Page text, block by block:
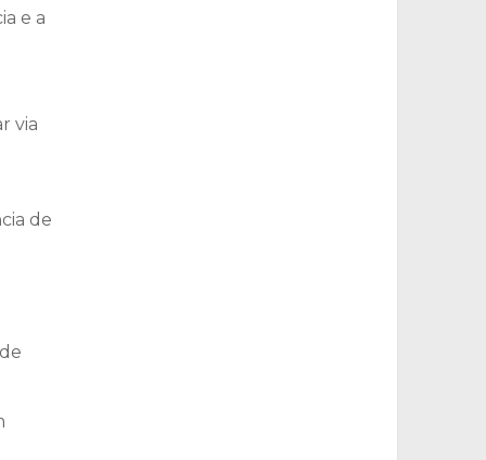
e a
via
de